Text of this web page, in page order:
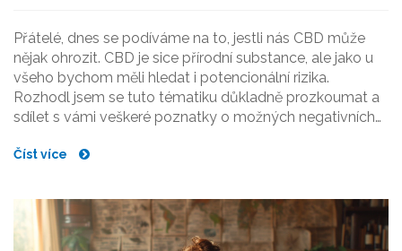
Přátelé, dnes se podíváme na to, jestli nás CBD může
nějak ohrozit. CBD je sice přírodní substance, ale jako u
všeho bychom měli hledat i potencionální rizika.
Rozhodl jsem se tuto tématiku důkladně prozkoumat a
sdílet s vámi veškeré poznatky o možných negativních
dostupné studie a zkušenosti uživatelů, abychom se
svém životě.
Číst více